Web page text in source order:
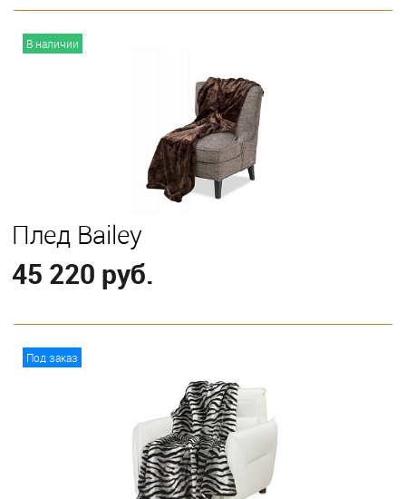
В наличии
Плед Bailey
45 220 руб.
Под заказ